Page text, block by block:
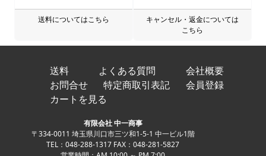
送料についてはこちら
キャンセル・返金については
こちら
送料 よくある質問
会社概要
お問合せ
特定商取引表記
会員登録
カートを見る
有限会社 中一商事
〒334-0011 埼玉県川口市三ツ和1-5-1 中一ビル1階
TEL：048-288-1317 FAX：048-281-5827